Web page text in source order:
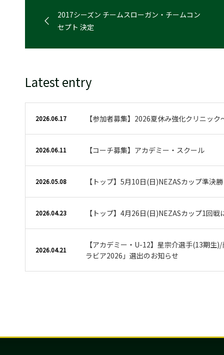
2017シーズン チームスローガン・チームコン
セプト 決定
Latest entry
2026.06.17 【参加者募集】2026夏休み強化クリニッ
2026.06.11 【コーチ募集】アカデミー・スクール
2026.05.08 【トップ】5月10日(日)NEZASカップ準決
2026.04.23 【トップ】4月26日(日)NEZASカップ1回戦
2026.04.21
【アカデミー・U-12】星宗介選手(13期生
ラビア2026」選出のお知らせ